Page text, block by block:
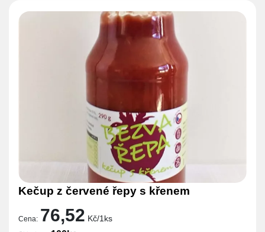
Kečup z červené řepy s křenem
Cena: 76,52 Kč/1ks